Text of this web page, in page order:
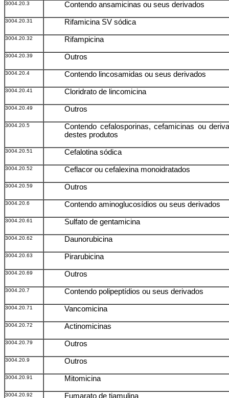
3004.20.3 Contendo ansamicinas ou seus derivados
3004.20.31 Rifamicina SV sódica
3004.20.32 Rifampicina
3004.20.39 Outros
3004.20.4 Contendo lincosamidas ou seus derivados
3004.20.41 Cloridrato de lincomicina
3004.20.49 Outros
3004.20.5
Contendo cefalosporinas, cefamicinas ou
destes produtos
3004.20.51 Cefalotina sódica
3004.20.52 Ceflacor ou cefalexina monoidratados
3004.20.59 Outros
3004.20.6 Contendo aminoglucosídios ou seus derivados
3004.20.61 Sulfato de gentamicina
3004.20.62 Daunorubicina
3004.20.63 Pirarubicina
3004.20.69 Outros
3004.20.7 Contendo polipeptídios ou seus derivados
3004.20.71 Vancomicina
3004.20.72 Actinomicinas
3004.20.79 Outros
3004.20.9 Outros
3004.20.91 Mitomicina
3004.20.92 Fumarato de tiamulina